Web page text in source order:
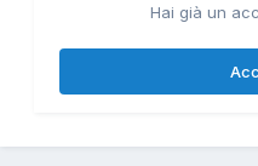
Hai già un